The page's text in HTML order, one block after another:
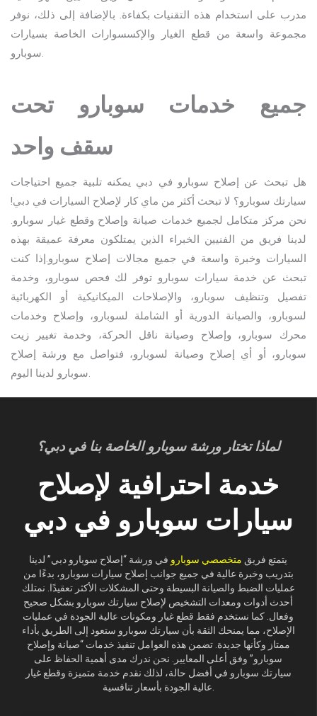
مدرب على استخدام هذه التقنيات بكفاءة. بالإضافة إلى ذلك، نوفر
مجموعة واسعة من قطع الغيار والإكسسوارات الخاصة بسيارات
سوبارو.
جميع خدمات سوبارو تحت
سقف واحد
هل تبحث عن إصلاح سوبارو في دبي يمكنه تلبية جميع احتياجات
سيارتك سوبارو؟ لا تبحث أكثر من ماي كار لإصلاح السيارات في دبي!
نحن مركز متكامل لجميع خدمات صيانة وإصلاح وقطع غيار سوبارو.
لدينا فريق من الفنيين الخبراء الذين يمتلكون معرفة عميقة بهذه
السيارات وخبرة واسعة في جميع مجالات إصلاح سوبارو.إذا كنت
تبحث عن خدمة سيارات سوبارو توفر لك فحص سوبارو، وخدمة
تفصيل وتنظيف سوبارو، والإصلاحات الميكانيكية أو الكهربائية
لسوبارو، والصيانة الدورية أو الشاملة لسوبارو، وإصلاح وخدمات
محرك سوبارو، وإصلاح وصيانة ناقل الحركة، وخدمة تغيير زيت
سوبارو، أو أي إصلاح وصيانة لسوبارو، فتواصل مع ورشة إصلاح
سوبارو لدينا اليوم.
لماذا تختار ورشة سوبارو الخاصة بنا في دبي؟
خدمة احترافية لإصلاح
سيارات سوبارو في دبي
يتمتع فريق متخصصي سوبارو في ورشة “إصلاح سوبارو دبي” لدينا
بتدريب وخبرة عالية في جميع جوانب إصلاح سيارات سوبارو، بدءًا من
عمليات الضبط والصيانة البسيطة وحتى المشكلات الأكثر تعقيدًا. نمتلك
أحدث أدوات ومعدات التشخيص لإصلاح سيارتك سوبارو بشكل صحيح
وفعال. كما نستخدم فقط قطع غيار ومكونات عالية الجودة في عمليات
الإصلاح، مما يمنحك الثقة بأن سيارتك سوبارو ستعود إلى الطريق بأداء
ممتاز وكأنها جديدة. تضمن هذه العوامل تنفيذ خدمات “صيانة وإصلاح
سوبارو” وفق أعلى المعايير. نحن ندرك مدى أهمية الحفاظ على
سيارتك سوبارو في أفضل حالة، لذلك نقدم خدمة متميزة وقطع غيار
عالية الجودة بأسعار تنافسية.